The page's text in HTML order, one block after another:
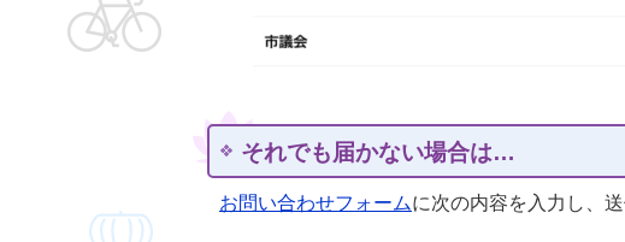
それでも届かない場合は…
お問い合わせフォームに次の内容を入力し、